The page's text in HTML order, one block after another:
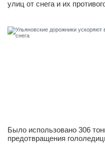
улиц от снега и их
Было использовано 306
предотвращения